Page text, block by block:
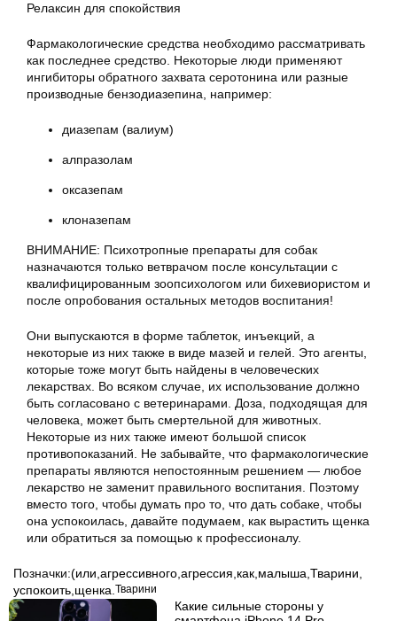
Релаксин для спокойствия
Фармакологические средства необходимо рассматривать
как последнее средство. Некоторые люди применяют
ингибиторы обратного захвата серотонина или разные
производные бензодиазепина, например:
диазепам (валиум)
алпразолам
оксазепам
клоназепам
ВНИМАНИЕ: Психотропные препараты для собак
назначаются только ветврачом после консультации с
квалифицированным зоопсихологом или бихевиористом и
после опробования остальных методов воспитания!
Они выпускаются в форме таблеток, инъекций, а
некоторые из них также в виде мазей и гелей. Это агенты,
которые тоже могут быть найдены в человеческих
лекарствах. Во всяком случае, их использование должно
быть согласовано с ветеринарами. Доза, подходящая для
человека, может быть смертельной для животных.
Некоторые из них также имеют большой список
противопоказаний. Не забывайте, что фармакологические
препараты являются непостоянным решением — любое
лекарство не заменит правильного воспитания. Поэтому
вместо того, чтобы думать про то, что дать собаке, чтобы
она успокоилась, давайте подумаем, как вырастить щенка
или обратиться за помощью к профессионалу.
Позначки:(или агрессивного агрессия как малыша Тварини
успокоить щенка. Тварини
Какие сильные стороны у